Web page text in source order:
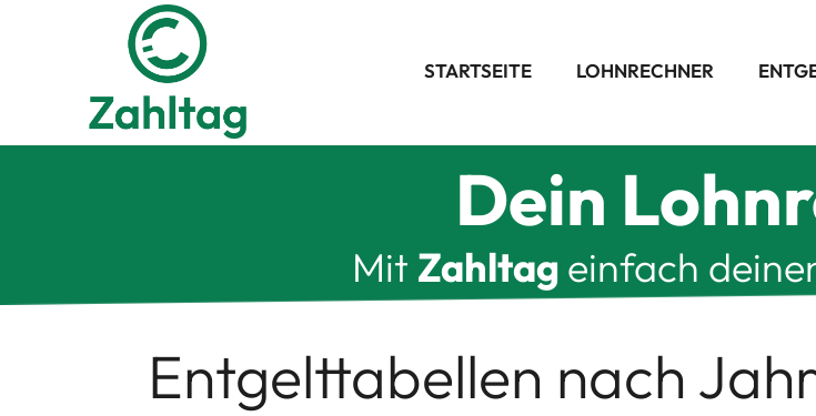
STARTSEITE LOHNRECHNER
Dein
Mit Zahltag einfach
Entgelttabellen nach